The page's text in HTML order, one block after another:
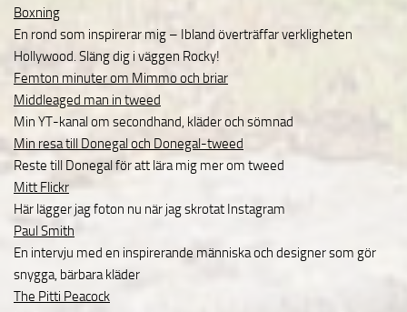
Boxning
En rond som inspirerar mig – Ibland överträffar verkligheten
Hollywood. Släng dig i väggen Rocky!
Femton minuter om Mimmo och briar
Middleaged man in tweed
Min YT-kanal om secondhand, kläder och sömnad
Min resa till Donegal och Donegal-tweed
Reste till Donegal för att lära mig mer om tweed
Mitt Flickr
Här lägger jag foton nu när jag skrotat Instagram
Paul Smith
En intervju med en inspirerande människa och designer som gör
snygga, bärbara kläder
The Pitti Peacock